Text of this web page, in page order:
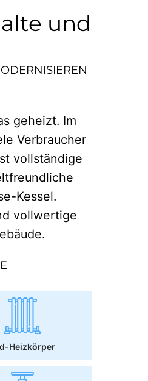
und
geheizt. Im
Verbraucher
vollständige
Kessel.
vollwertige
Heizkörper